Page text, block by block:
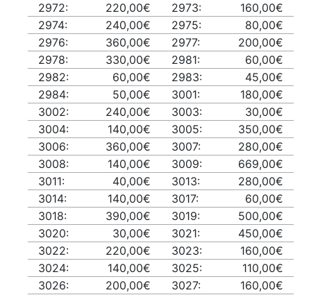
2972:
220,00€ 2973:
160,00€
2974:
240,00€ 2975:
80,00€
2976:
360,00€ 2977:
200,00€
2978:
330,00€ 2981:
60,00€
2982:
60,00€ 2983:
45,00€
2984:
50,00€ 3001:
180,00€
3002:
240,00€ 3003:
30,00€
3004:
140,00€ 3005:
350,00€
3006:
360,00€ 3007:
280,00€
3008:
140,00€ 3009:
669,00€
3011:
40,00€ 3013:
280,00€
3014:
140,00€ 3017:
60,00€
3018:
390,00€ 3019:
500,00€
3020:
30,00€ 3021:
450,00€
3022:
220,00€ 3023:
160,00€
3024:
140,00€ 3025:
110,00€
3026:
200,00€ 3027:
160,00€